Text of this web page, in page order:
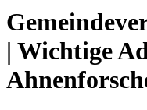
| Wichtige